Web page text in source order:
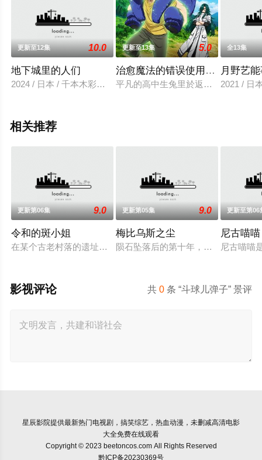
观看高清无删减完整版动漫全集就上星辰电影网，更多相
关信息可移步至豆瓣动漫、电视猫或剧情网等平台了解。
更新至12集 10.0
地下城里的人们
2024 / 日本 / 千本木彩花,铃代纱弓,楠见尚己,飞田展男,大塚芳忠
更新至13集 5.0
治愈魔法的错误使用方法
平凡的高中生兔里於返家途中巧遇学
全13集
月野艺
2021 / 日
相关推荐
更新第06集 9.0
令和的斑小姐
在某个古老村落的遗址深处，那一片禁止入内的区域里，存在着
更新第05集 9.0
梅比乌斯之尘
陨石坠落后的第十年，由于巨大结晶
更新至第06
尼古喵喵
尼古喵喵
共0 条 “斗球儿弹子” 景评
影视评论
星辰影院提供最新热门电视剧，搞笑综艺，热血动漫，未删减高清电影
大全免费在线观看
Copyright © 2023 beetoncos.com All Rights Reserved
黔ICP备20230369号